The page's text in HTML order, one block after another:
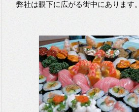
弊社は眼下に広がる街中にあります。